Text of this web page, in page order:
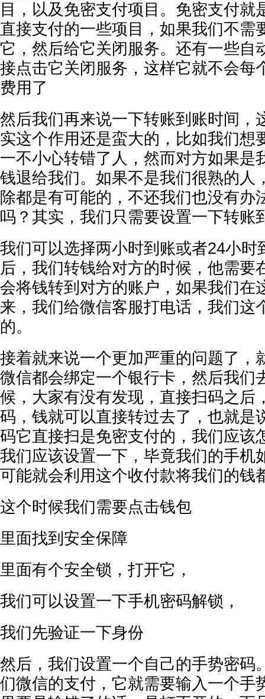
目，以及免密支付项目。免密支付就
直接支付的一些项目，如果我们不需
它，然后给它关闭服务。还有一些自
接点击它关闭服务，这样它就不会每
费用了
然后我们再来说一下转账到账时间，
实这个作用还是蛮大的，比如我们想
一不小心转错了人，然而对方如果是
钱退给我们。如果不是我们很熟的人
除都是有可能的，不还我们也没有办
吗？其实，我们只需要设置一下转账
我们可以选择两小时到账或者24小时
后，我们转钱给对方的时候，他需要
会将钱转到对方的账户，如果我们在
来，我们给微信客服打电话，我们这
的。
接着就来说一个更加严重的问题了，
微信都会绑定一个银行卡，然后我们
候，大家有没有发现，直接扫码之后
码，钱就可以直接转过去了，也就是
码它直接扫是免密支付的，我们应该
我们应该设置一下，毕竟我们的手机
可能就会利用这个收付款将我们的钱
这个时候我们需要点击钱包
里面找到安全保障
里面有个安全锁，打开它，
我们可以设置一下手机密码解锁，
我们先验证一下身份
然后，我们设置一个自己的手势密码
们微信的支付，它就需要输入一个手